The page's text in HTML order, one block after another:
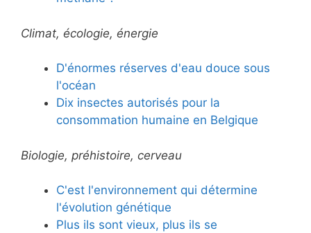
Climat, écologie, énergie
D'énormes réserves d'eau douce sous
l'océan
Dix insectes autorisés pour la
consommation humaine en Belgique
Biologie, préhistoire, cerveau
C'est l'environnement qui détermine
l'évolution génétique
Plus ils sont vieux, plus ils se